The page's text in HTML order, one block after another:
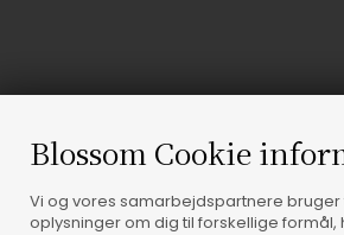
Blossom Cookie
Vi og vores samarbejdspartnere
oplysninger om dig til forskellige formål,